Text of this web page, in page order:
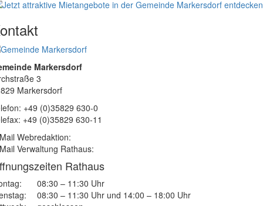
Markersdorf
3
Markersdorf
+49 (0)35829 630-0
+49 (0)35829 630-11
Webredaktion:
Verwaltung Rathaus:
Rathaus
08:30 – 11:30 Uhr
08:30 – 11:30 Uhr und 14:00 – 18:00 Uhr